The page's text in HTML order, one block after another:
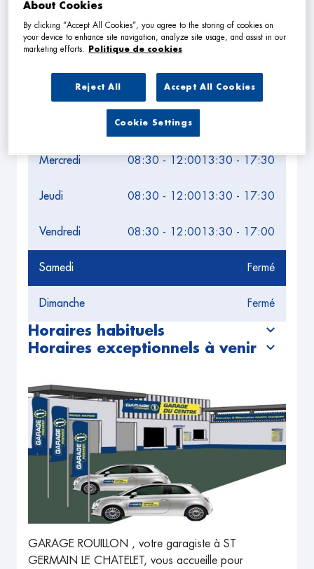
08:30 - 12:0013:30 - 17:30
08:30 - 12:00
Mercredi 08:30 - 12:00 13:30 - 17:30
Jeudi 08:30 - 12:00 13:30 - 17:30
Vendredi 08:30 - 12:00 13:30 - 17:00
Samedi Fermé
Dimanche Fermé
Horaires habituels
Horaires exceptionnels à venir
NAVIGUER ITINÉRAIRE
GARAGE ROUILLON , votre garagiste à ST
GERMAIN LE CHATELET, vous accueille pour
About Cookies
By clicking “Accept All Cookies”, you agree to the storing of cookies on
your device to enhance site navigation, analyze site usage, and assist in our
marketing efforts.
Politique de cookies
Reject All Accept All Cookies
Cookie Settings